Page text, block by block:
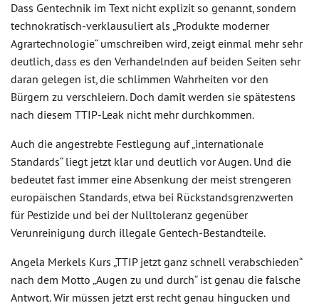
Dass Gentechnik im Text nicht explizit so genannt, sondern
technokratisch-verklausuliert als „Produkte moderner
Agrartechnologie“ umschreiben wird, zeigt einmal mehr sehr
deutlich, dass es den Verhandelnden auf beiden Seiten sehr
daran gelegen ist, die schlimmen Wahrheiten vor den
Bürgern zu verschleiern. Doch damit werden sie spätestens
nach diesem TTIP-Leak nicht mehr durchkommen.
Auch die angestrebte Festlegung auf „internationale
Standards“ liegt jetzt klar und deutlich vor Augen. Und die
bedeutet fast immer eine Absenkung der meist strengeren
europäischen Standards, etwa bei Rückstandsgrenzwerten
für Pestizide und bei der Nulltoleranz gegenüber
Verunreinigung durch illegale Gentech-Bestandteile.
Angela Merkels Kurs „TTIP jetzt ganz schnell verabschieden“
nach dem Motto „Augen zu und durch“ ist genau die falsche
Antwort. Wir müssen jetzt erst recht genau hingucken und